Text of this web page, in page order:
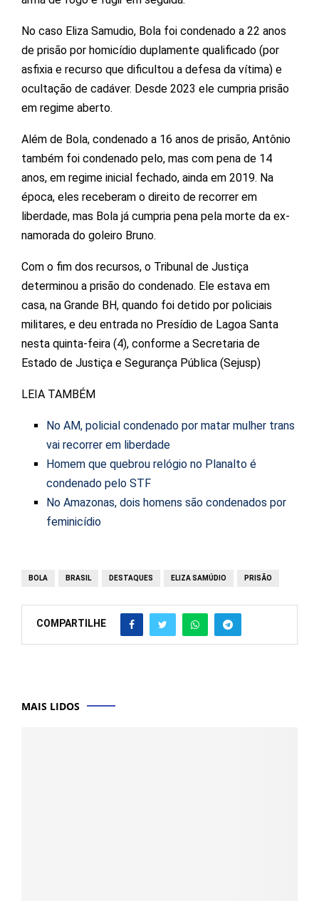
No caso Eliza Samudio, Bola foi condenado a 22 anos
de prisão por homicídio duplamente qualificado (por
asfixia e recurso que dificultou a defesa da vítima) e
ocultação de cadáver. Desde 2023 ele cumpria prisão
em regime aberto.
Além de Bola, condenado a 16 anos de prisão, Antônio
também foi condenado pelo, mas com pena de 14
anos, em regime inicial fechado, ainda em 2019. Na
época, eles receberam o direito de recorrer em
liberdade, mas Bola já cumpria pena pela morte da ex-
namorada do goleiro Bruno.
Com o fim dos recursos, o Tribunal de Justiça
determinou a prisão do condenado. Ele estava em
casa, na Grande BH, quando foi detido por policiais
militares, e deu entrada no Presídio de Lagoa Santa
nesta quinta-feira (4), conforme a Secretaria de
Estado de Justiça e Segurança Pública (Sejusp)
LEIA TAMBÉM
No AM, policial condenado por matar mulher trans
vai recorrer em liberdade
Homem que quebrou relógio no Planalto é
condenado pelo STF
No Amazonas, dois homens são condenados por
feminicídio
BOLA BRASIL DESTAQUES ELIZA SAMÚDIO PRISÃO
COMPARTILHE
MAIS LIDOS